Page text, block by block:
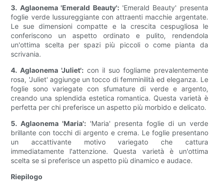
3. Aglaonema 'Emerald Beauty':'Emerald Beauty' presenta
foglie verde lussureggiante con attraenti macchie argentate.
Le sue dimensioni compatte e la crescita cespugliosa le
conferiscono un aspetto ordinato e pulito, rendendola
un'ottima scelta per spazi più piccoli o come pianta da
scrivania.
4. Aglaonema 'Juliet': con il suo fogliame prevalentemente
rosa, 'Juliet' aggiunge un tocco di femminilità ed eleganza. Le
foglie sono variegate con sfumature di verde e argento,
creando una splendida estetica romantica. Questa varietà è
perfetta per chi preferisce un aspetto più morbido e delicato.
5. Aglaonema 'Maria': 'Maria' presenta foglie di un verde
brillante con tocchi di argento e crema. Le foglie presentano
un accattivante motivo variegato che cattura
immediatamente l'attenzione. Questa varietà è un'ottima
scelta se si preferisce un aspetto più dinamico e audace.
Riepilogo